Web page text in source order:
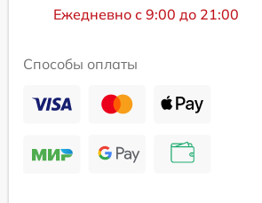
Ежедневно с 9:00 до 21:00
Способы оплаты